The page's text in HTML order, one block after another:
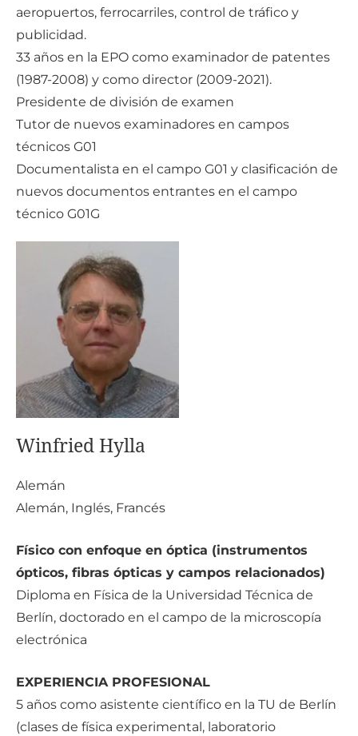
aeropuertos, ferrocarriles, control de tráfico y
publicidad.
33 años en la EPO como examinador de patentes
(1987-2008) y como director (2009-2021).
Presidente de división de examen
Tutor de nuevos examinadores en campos
técnicos G01
Documentalista en el campo G01 y clasificación de
nuevos documentos entrantes en el campo
técnico G01G
Winfried Hylla
Alemán
Alemán, Inglés, Francés
Físico con enfoque en óptica (instrumentos
ópticos, fibras ópticas y campos relacionados)
Diploma en Física de la Universidad Técnica de
Berlín, doctorado en el campo de la microscopía
electrónica
EXPERIENCIA PROFESIONAL
5 años como asistente científico en la TU de Berlín
(clases de física experimental, laboratorio